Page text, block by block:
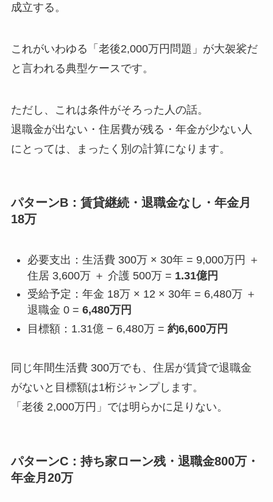
成立する。
これがいわゆる「老後2,000万円問題」が大袈裟だ
と言われる典型ケースです。
ただし、これは条件がそろった人の話。
退職金が出ない・住居費が残る・年金が少ない人
にとっては、まったく別の計算になります。
パターンB：賃貸継続・退職金なし・年金月
18万
必要支出：生活費 300万 × 30年 = 9,000万円 ＋
住居 3,600万 ＋ 介護 500万 = 1.31億円
受給予定：年金 18万 × 12 × 30年 = 6,480万 ＋
退職金 0 = 6,480万円
目標額：1.31億 − 6,480万 = 約6,600万円
同じ年間生活費 300万でも、住居が賃貸で退職金
がないと目標額は1桁ジャンプします。
「老後 2,000万円」では明らかに足りない。
パターンC：持ち家ローン残・退職金800万・
年金月20万